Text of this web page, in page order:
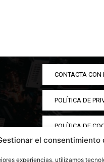
el consentimiento
experiencias, utilizamos
CONTACTA CON
POLÍTICA DE
POLÍTICA DE